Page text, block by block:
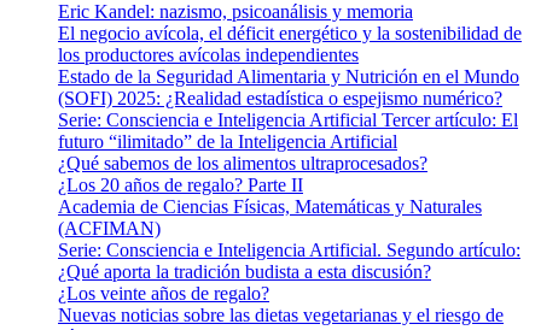
Eric Kandel: nazismo, psicoanálisis y memoria
El negocio avícola, el déficit energético y la sostenibilidad de
los productores avícolas independientes
Estado de la Seguridad Alimentaria y Nutrición en el Mundo
(SOFI) 2025: ¿Realidad estadística o espejismo numérico?
Serie: Consciencia e Inteligencia Artificial Tercer artículo: El
futuro “ilimitado” de la Inteligencia Artificial
¿Qué sabemos de los alimentos ultraprocesados?
¿Los 20 años de regalo? Parte II
Academia de Ciencias Físicas, Matemáticas y Naturales
(ACFIMAN)
Serie: Consciencia e Inteligencia Artificial. Segundo artículo:
¿Qué aporta la tradición budista a esta discusión?
¿Los veinte años de regalo?
Nuevas noticias sobre las dietas vegetarianas y el riesgo de